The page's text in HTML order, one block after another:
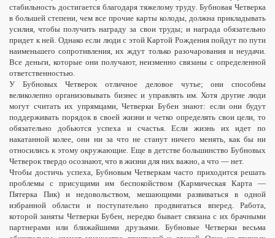
стабильность достигается благодаря тяжелому труду. Бубновая Четверка
в большей степени, чем все прочие карты колоды, должна прикладывать
усилия, чтобы получить награду за свои труды; и награда обязательно
придет к ней. Однако если люди с этой Картой Рождения пойдут по пути
наименьшего сопротивления, их ждут только разочарования и неудачи.
Все деньги, которые они получают, неизменно связаны с определенной
ответственностью.
У Бубновых Четверок отличное деловое чутье; они способны
великолепно организовывать бизнес и управлять им. Хотя другие люди
могут считать их упрямцами, Четверки Бубен знают: если они будут
поддерживать порядок в своей жизни и четко определять свои цели, то
обязательно добьются успеха и счастья. Если жизнь их идет по
накатанной колее, они ни за что не станут ничего менять, как бы ни
относились к этому окружающие. Еще в детстве большинство Бубновых
Четверок твердо осознают, что в жизни для них важно, а что — нет.
Чтобы достичь успеха, Бубновым Четверкам часто приходится решать
проблемы сприсущими им беспокойством (Кармическая Карта —
Пятерка Пик) и недовольством, мешающими развиваться в одной
избранной области и поступательно продвигаться вперед. Работа,
которой заняты Четверки Бубен, нередко бывает связана с их брачными
партнерами или ближайшими друзьями. Бубновые Четверки весьма